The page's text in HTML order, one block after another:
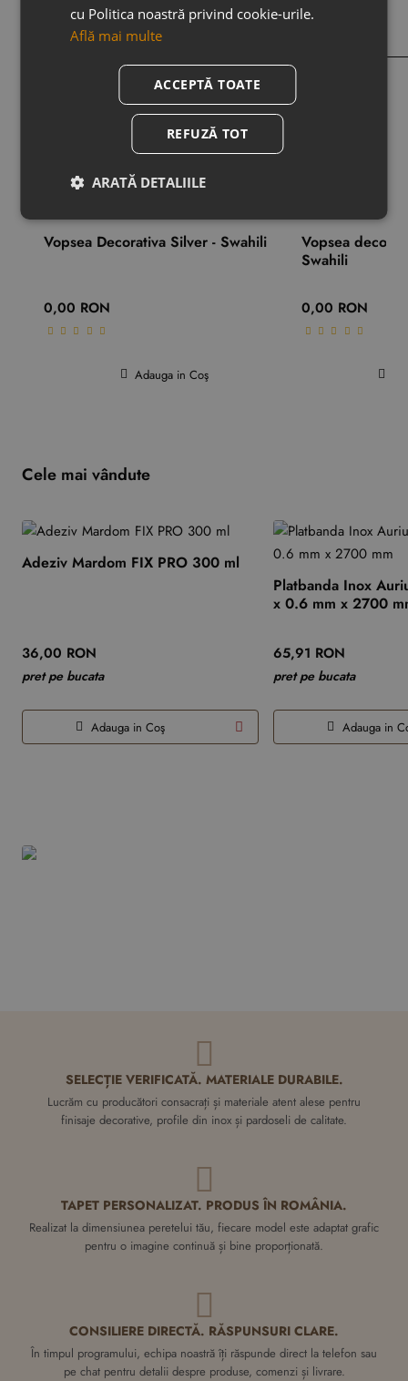
S-ar putea să îți placă
Vopsea Decorativa Silver - Swahili
0,00 RON
Adauga in Coş
Vopsea
Swahili
0,00 RON
Cele mai vândute
Adeziv Mardom FIX PRO 300 ml
36,00 RON
pret pe bucata
Adauga in Coş
Platbanda Inox
x 0.6 mm x 2700
65,91 RON
pret pe bucata
Adauga in
SELECȚIE VERIFICATĂ. MATERIALE DURABILE.
Lucrăm cu producători consacrați și materiale atent alese pentru
finisaje decorative, profile din inox și pardoseli de calitate.
TAPET PERSONALIZAT. PRODUS ÎN ROMÂNIA.
Realizat la dimensiunea peretelui tău, fiecare model este adaptat grafic
pentru o imagine continuă și bine proporționată.
CONSILIERE DIRECTĂ. RĂSPUNSURI CLARE.
În timpul programului, echipa noastră îți răspunde direct la telefon sau
pe chat pentru detalii despre produse, comenzi și livrare.
cu Politica noastră privind cookie-urile.
Află mai multe
ACCEPTĂ TOATE
REFUZĂ TOT
ARATĂ DETALIILE